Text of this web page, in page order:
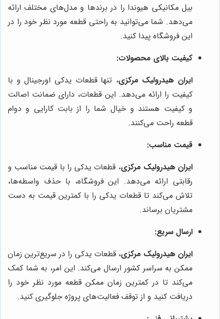
بیل مکانیکی هیوندا را در برندها و مدل‌های مختلف ارائه
می‌دهد. شما می‌توانید به راحتی قطعه مورد نظر خود را در
این فروشگاه پیدا کنید.
کیفیت بالای محصولات:
ایران هیدرولیک مرکزی، تنها قطعات یدکی اورجینال و با
کیفیت را ارائه می‌دهد. این قطعات، دارای ضمانت اصالت
و کیفیت هستند و خیال شما را از بابت کارایی و دوام
قطعه راحت می‌کنند.
قیمت مناسب:
ایران هیدرولیک مرکزی، قطعات یدکی را با قیمت مناسب و
رقابتی ارائه می‌دهد. این فروشگاه، با حذف واسطه‌ها،
تلاش می‌کند تا قطعات یدکی را با کمترین قیمت به دست
مشتریان برساند.
ارسال سریع:
ایران هیدرولیک مرکزی، قطعات یدکی را در سریع‌ترین زمان
ممکن به سراسر کشور ارسال می‌کند. این امر، به شما کمک
می‌کند تا در کمترین زمان ممکن قطعه مورد نظر خود را
دریافت کنید و از توقف فعالیت‌های پروژه جلوگیری کنید.